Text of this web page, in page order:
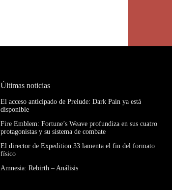
Últimas noticias
El acceso anticipado de Prelude: Dark Pain ya está
disponible
Fire Emblem: Fortune’s Weave profundiza en sus cuatro
protagonistas y su sistema de combate
El director de Expedition 33 lamenta el fin del formato
físico
Amnesia: Rebirth – Análisis